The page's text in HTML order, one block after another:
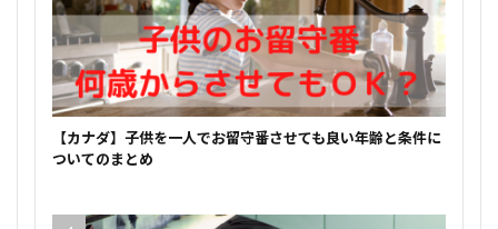
【カナダ】子供を一人でお留守番させても良い年齢と条件に
ついてのまとめ